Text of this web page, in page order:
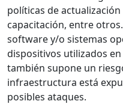
políticas de
capacitación, entre
software y/o sistemas
dispositivos utilizados
también supone un
infraestructura está
posibles ataques.